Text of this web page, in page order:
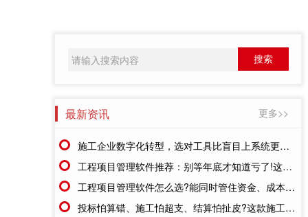
最新资讯 更多>>
施工企业数字化转型，选对工具比盲目上系统更重要
工程项目管理软件推荐：别等年底才知道亏了!这套系统让每一分钱都有迹可循
工程项目管理软件怎么选?能同时管住资金、成本、进度的才靠谱
投标怕算错、施工怕超支、结算怕扯皮?这款施工成本管理系统一招全解决